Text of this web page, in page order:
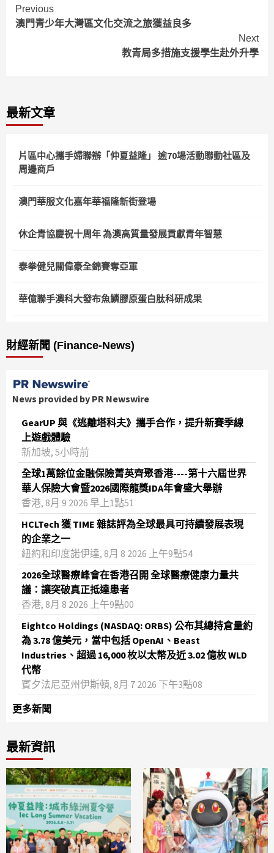
Continue
Reading
Previous
澳門青少年大灣區文化交流之旅獲益良多
Next
教青局多措施支援學生赴外升學
最新文章
片區中心攜手婦聯辦「仲夏益隆」 逾70場活動聯動社區及
周邊商戶
澳門華服文化嘉年華福隆新街登場
休企青協慶祝十周年 為澳高質量發展貢獻青年智慧
泰拳健兒關偉豪全錦賽奪亞軍
華億聯手澳科大發布魚鱗膠原蛋白肽科研成果
財經新聞 (Finance-News)
News provided by PR Newswire
GearUP 與《逃離塔科夫》攜手合作，提升新賽季線
上遊戲體驗
新加坡, 5小時前
全球1萬餘位金融保險菁英齊聚香港----第十六屆世界
華人保險大會暨2026國際龍獎IDA年會盛大舉辦
香港, 8月 9 2026 早上1點51
HCLTech 獲 TIME 雜誌評為全球最具可持續發展表現
的企業之一
紐約和印度諾伊達, 8月 8 2026 上午9點54
2026全球醫療峰會在香港召開 全球醫療健康力量共
議：讓突破真正抵達患者
香港, 8月 8 2026 上午9點00
Eightco Holdings (NASDAQ: ORBS) 公布其總持倉量約
為 3.78 億美元，當中包括 OpenAI、Beast
Industries、超過 16,000 枚以太幣及近 3.02 億枚 WLD
代幣
賓夕法尼亞州伊斯頓, 8月 7 2026 下午3點08
更多新聞
最新資訊